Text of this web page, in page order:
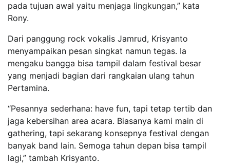
pada tujuan awal yaitu menjaga lingkungan,” kata
Rony.
Dari panggung rock vokalis Jamrud, Krisyanto
menyampaikan pesan singkat namun tegas. Ia
mengaku bangga bisa tampil dalam festival besar
yang menjadi bagian dari rangkaian ulang tahun
Pertamina.
“Pesannya sederhana: have fun, tapi tetap tertib dan
jaga kebersihan area acara. Biasanya kami main di
gathering, tapi sekarang konsepnya festival dengan
banyak band lain. Semoga tahun depan bisa tampil
lagi,” tambah Krisyanto.